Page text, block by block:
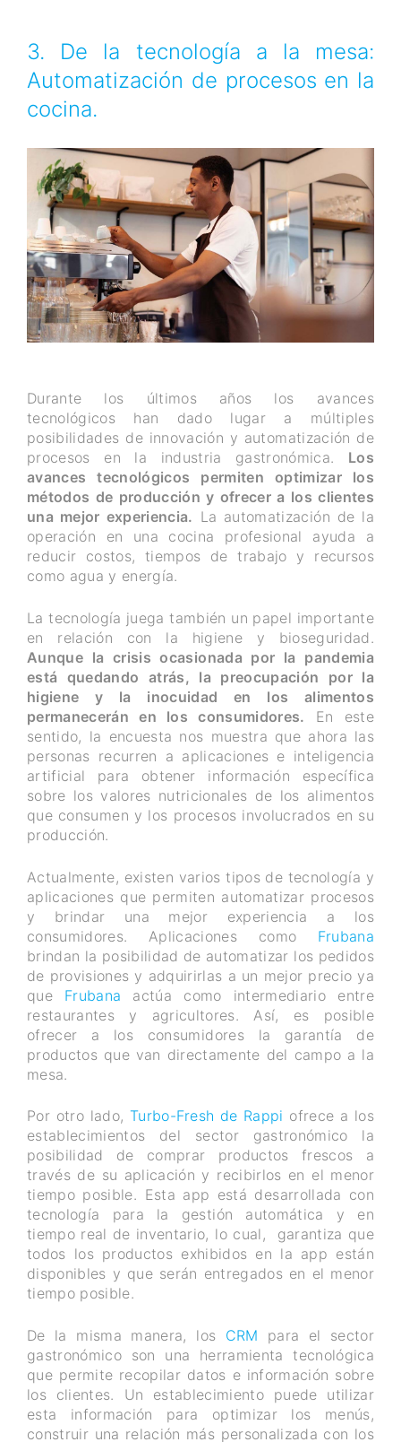
3. De la tecnología a la mesa:
Automatización de procesos en la
cocina.
Durante los últimos años los avances
tecnológicos han dado lugar a múltiples
posibilidades de innovación y automatización de
procesos en la industria gastronómica. Los
avances tecnológicos permiten optimizar los
métodos de producción y ofrecer a los clientes
una mejor experiencia. La automatización de la
operación en una cocina profesional ayuda a
reducir costos, tiempos de trabajo y recursos
como agua y energía.
La tecnología juega también un papel importante
en relación con la higiene y bioseguridad.
Aunque la crisis ocasionada por la pandemia
está quedando atrás, la preocupación por la
higiene y la inocuidad en los alimentos
permanecerán en los consumidores. En este
sentido, la encuesta nos muestra que ahora las
personas recurren a aplicaciones e inteligencia
artificial para obtener información específica
sobre los valores nutricionales de los alimentos
que consumen y los procesos involucrados en su
producción.
Actualmente, existen varios tipos de tecnología y
aplicaciones que permiten automatizar procesos
y brindar una mejor experiencia a los
consumidores. Aplicaciones como Frubana
brindan la posibilidad de automatizar los pedidos
de provisiones y adquirirlas a un mejor precio ya
que Frubana actúa como intermediario entre
restaurantes y agricultores. Así, es posible
ofrecer a los consumidores la garantía de
productos que van directamente del campo a la
mesa.
Por otro lado,Turbo-Fresh de Rappi ofrece a los
establecimientos del sector gastronómico la
posibilidad de comprar productos frescos a
través de su aplicación y recibirlos en el menor
tiempo posible. Esta app está desarrollada con
tecnología para la gestión automática y en
tiempo real de inventario, lo cual, garantiza que
todos los productos exhibidos en la app están
disponibles y que serán entregados en el menor
tiempo posible.
De la misma manera, los CRM para el sector
gastronómico son una herramienta tecnológica
que permite recopilar datos e información sobre
los clientes. Un establecimiento puede utilizar
esta información para optimizar los menús,
construir una relación más personalizada con los